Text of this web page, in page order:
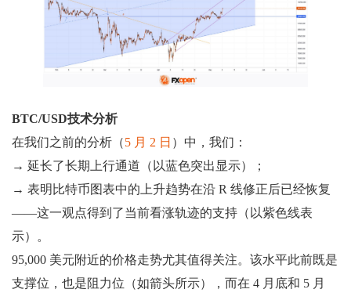
BTC/USD技术分析
在我们之前的分析（5 月 2 日 ）中，我们：
→ 延长了长期上行通道（以蓝色突出显示）；
→ 表明比特币图表中的上升趋势在沿 R 线修正后已经恢复
——这一观点得到了当前看涨轨迹的支持（以紫色线表
示）。
95,000 美元附近的价格走势尤其值得关注。该水平此前既是
支撑位，也是阻力位（如箭头所示），而在 4 月底和 5 月